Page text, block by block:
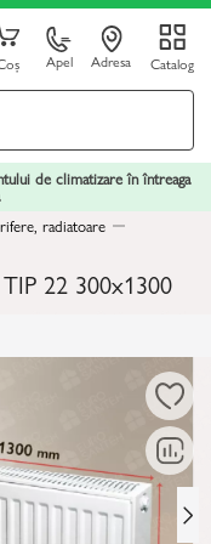
Apel Adresa Catalog
de climatizare în întreaga
radiatoare
22 300x1300